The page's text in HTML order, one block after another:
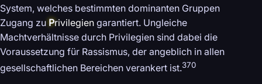
System, welches bestimmten dominanten Gruppen
Zugang zu Privilegien garantiert. Ungleiche
Machtverhältnisse durch Privilegien sind dabei die
Voraussetzung für Rassismus, der angeblich in allen
gesellschaftlichen Bereichen verankert ist.370